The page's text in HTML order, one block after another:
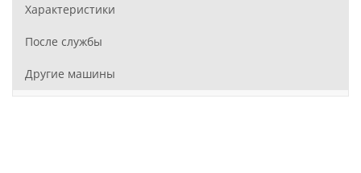
Характеристики
После службы
Другие машины